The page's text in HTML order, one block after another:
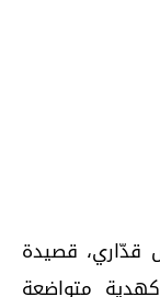
قدّاري، قصيدة
متواضعة